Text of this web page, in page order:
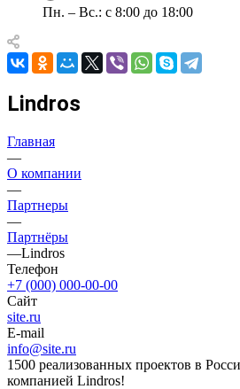
Пн. – Вс.: с 8:00 до 18:00
Lindros
Главная
—
О компании
—
Партнеры
—
Партнёры
—Lindros
Телефон
+7 (000) 000-00-00
Сайт
site.ru
E-mail
info@site.ru
1500 реализованных проектов в
компанией Lindros!